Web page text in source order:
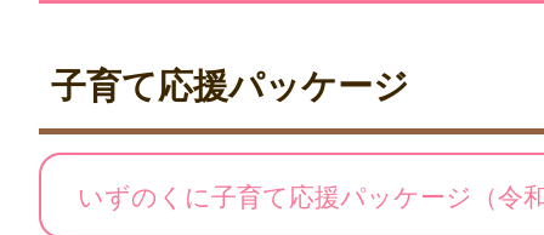
子育て応援パッケージ
いずのくに子育て応援パッケージ（令